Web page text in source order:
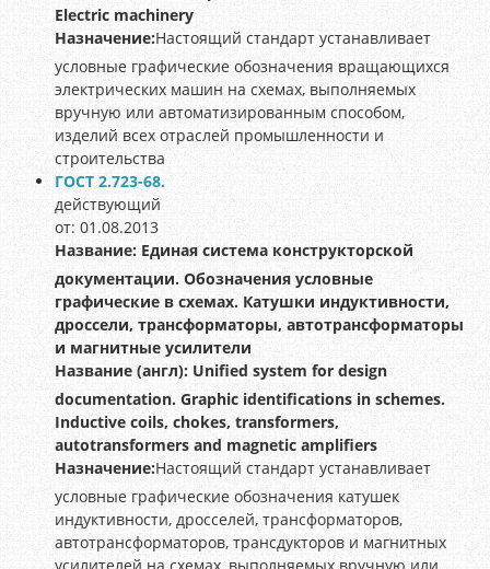
Electric machinery
Назначение:Настоящий стандарт устанавливает
условные графические обозначения вращающихся
электрических машин на схемах, выполняемых
вручную или автоматизированным способом,
изделий всех отраслей промышленности и
строительства
ГОСТ 2.723-68.
действующий
от: 01.08.2013
Название: Единая система конструкторской
документации. Обозначения условные
графические в схемах. Катушки индуктивности,
дроссели, трансформаторы, автотрансформаторы
и магнитные усилители
Название (англ): Unified system for design
documentation. Graphic identifications in schemes.
Inductive coils, chokes, transformers,
autotransformers and magnetic amplifiers
Назначение:Настоящий стандарт устанавливает
условные графические обозначения катушек
индуктивности, дросселей, трансформаторов,
автотрансформаторов, трансдукторов и магнитных